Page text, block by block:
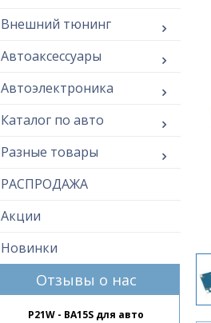
Внешний тюнинг
Автоаксессуары
Автоэлектроника
Каталог по авто
Разные товары
РАСПРОДАЖА
Акции
Новинки
Отзывы о нас
P21W - BA15S для авто